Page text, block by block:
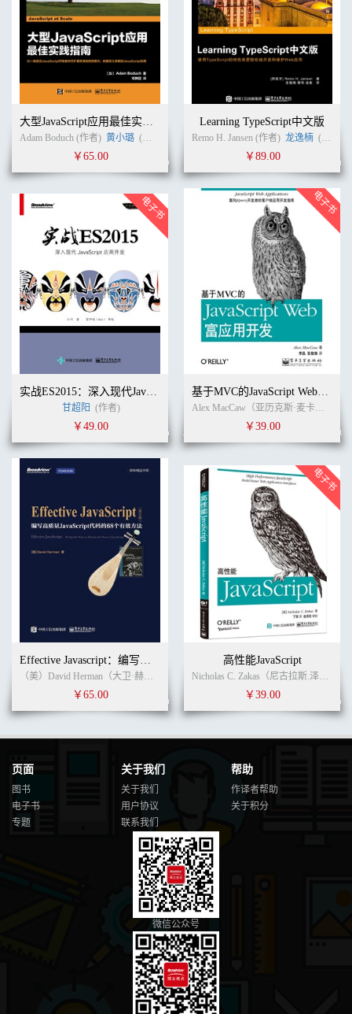
大型JavaScript应用最佳实践指南
Adam Boduch (作者) 黄小璐 (译者)
￥65.00
Learning TypeScript中文版
Remo H. Jansen (作者) 龙逸楠 (译者)
￥89.00
实战ES2015：深入现代JavaScript 应用开发
甘超阳 (作者)
￥49.00
基于MVC的JavaScript Web富应用开发
Alex MacCaw（亚历克斯·麦卡劳） (作者)
￥39.00
Effective Javascript：编写高质量JavaScript代码的68个有效方法 英文版
（美）David Herman（大卫·赫尔曼） (作者) 无 (译者)
￥65.00
高性能JavaScript
Nicholas C. Zakas（尼古拉斯.泽卡斯） (作者)
￥39.00
页面
图书
电子书
专题
关于我们
关于我们
用户协议
联系我们
帮助
作译者帮助
关于积分
微信公众号